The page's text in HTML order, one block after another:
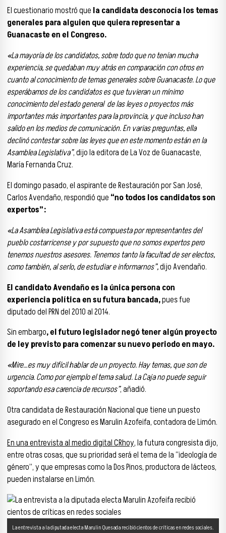
El cuestionario mostró que la candidata desconocía los temas
generales para alguien que quiera representar a
Guanacaste en el Congreso.
«La mayoría de los candidatos, sobre todo que no tenían mucha
experiencia, se quedaban muy atrás en comparación con otros en
cuanto al conocimiento de temas generales sobre Guanacaste. Lo que
esperábamos de los candidatos es que tuvieran un mínimo
conocimiento del estado general de las leyes o proyectos más
importantes más importantes para la provincia, y que incluso han
salido en los medios de comunicación. En varias preguntas, ella
declinó contestar sobre las leyes que en este momento están en la
Asamblea Legislativa”, dijo la editora de La Voz de Guanacaste,
María Fernanda Cruz.
El domingo pasado, el aspirante de Restauración por San José,
Carlos Avendaño, respondió que “no todos los candidatos son
expertos”:
«La Asamblea Legislativa está compuesta por representantes del
pueblo costarricense y por supuesto que no somos expertos pero
tenemos nuestros asesores. Tenemos tanto la facultad de ser electos,
como también, al serlo, de estudiar e informarnos”,dijo Avendaño.
El candidato Avendaño es la única persona con
experiencia política en su futura bancada,pues fue
diputado del PRN del 2010 al 2014.
Sin embargo, el futuro legislador negó tener algún proyecto
de ley previsto para comenzar su nuevo periodo en mayo.
«Mire…es muy difícil hablar de un proyecto. Hay temas, que son de
urgencia. Como por ejemplo el tema salud. La Caja no puede seguir
soportando esa carencia de recursos”, añadió.
Otra candidata de Restauración Nacional que tiene un puesto
asegurado en el Congreso es Marulin Azofeifa, contadora de Limón.
En una entrevista al medio digital CRhoy, la futura congresista dijo,
entre otras cosas, que su prioridad será el tema de la “ideología de
género”, y que empresas como la Dos Pinos, productora de lácteos,
pueden instalarse en Limón.
La entrevista a la diputada electa Marulin Quesada recibió cientos de críticas en redes sociales.